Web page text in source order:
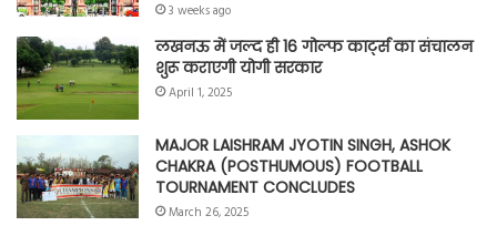
3 weeks ago
लखनऊ में जल्द ही 16 गोल्फ कार्ट्स का संचालन
शुरू कराएगी योगी सरकार
April 1, 2025
MAJOR LAISHRAM JYOTIN SINGH, ASHOK
CHAKRA (POSTHUMOUS) FOOTBALL
TOURNAMENT CONCLUDES
March 26, 2025